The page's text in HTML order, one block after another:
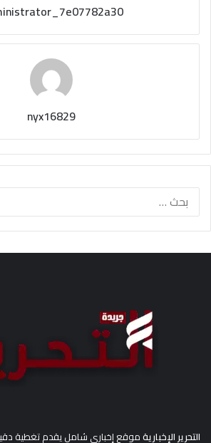
nyx16829
التحرير الإخباريةموقع إخباري شامل يقدم تغطية